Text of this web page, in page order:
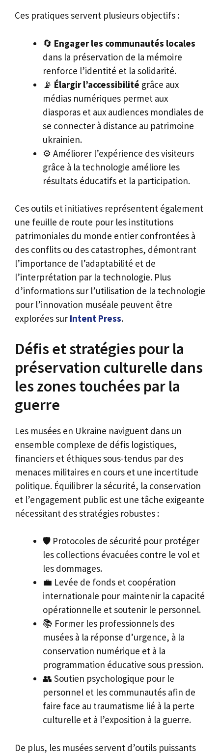
Ces pratiques servent plusieurs objectifs :
🔄 Engager les communautés locales
dans la préservation de la mémoire
renforce l’identité et la solidarité.
📡 Élargir l’accessibilité grâce aux
médias numériques permet aux
diasporas et aux audiences mondiales de
se connecter à distance au patrimoine
ukrainien.
⚙️ Améliorer l’expérience des visiteurs
grâce à la technologie améliore les
résultats éducatifs et la participation.
Ces outils et initiatives représentent également
une feuille de route pour les institutions
patrimoniales du monde entier confrontées à
des conflits ou des catastrophes, démontrant
l’importance de l’adaptabilité et de
l’interprétation par la technologie. Plus
d’informations sur l’utilisation de la technologie
pour l’innovation muséale peuvent être
explorées sur Intent Press.
Défis et stratégies pour la
préservation culturelle dans
les zones touchées par la
guerre
Les musées en Ukraine naviguent dans un
ensemble complexe de défis logistiques,
financiers et éthiques sous-tendus par des
menaces militaires en cours et une incertitude
politique. Équilibrer la sécurité, la conservation
et l’engagement public est une tâche exigeante
nécessitant des stratégies robustes :
🛡️ Protocoles de sécurité pour protéger
les collections évacuées contre le vol et
les dommages.
💼 Levée de fonds et coopération
internationale pour maintenir la capacité
opérationnelle et soutenir le personnel.
📚 Former les professionnels des
musées à la réponse d’urgence, à la
conservation numérique et à la
programmation éducative sous pression.
👥 Soutien psychologique pour le
personnel et les communautés afin de
faire face au traumatisme lié à la perte
culturelle et à l’exposition à la guerre.
De plus, les musées servent d’outils puissants